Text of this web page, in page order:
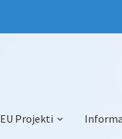
EU Projekti